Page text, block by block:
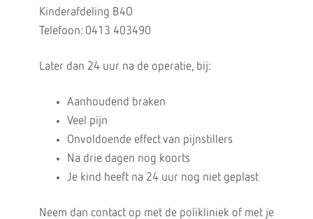
Kinderafdeling B4O
Telefoon: 0413 403490
Later dan 24 uur na de operatie, bij:
Aanhoudend braken
Veel pijn
Onvoldoende effect van pijnstillers
Na drie dagen nog koorts
Je kind heeft na 24 uur nog niet geplast
Neem dan contact op met de polikliniek of met je